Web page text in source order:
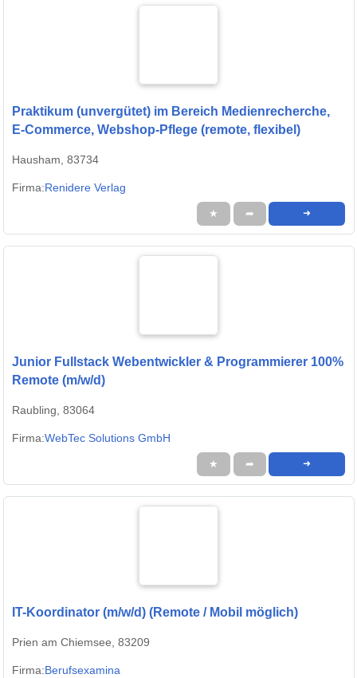
Praktikum (unvergütet) im Bereich Medienrecherche,
E-Commerce, Webshop-Pflege (remote, flexibel)
Hausham, 83734
Firma:Renidere Verlag
★ ➦ ➜
Junior Fullstack Webentwickler & Programmierer 100%
Remote (m/w/d)
Raubling, 83064
Firma:WebTec Solutions GmbH
★ ➦ ➜
IT-Koordinator (m/w/d) (Remote / Mobil möglich)
Prien am Chiemsee, 83209
Firma:Berufsexamina